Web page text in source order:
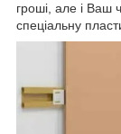
гроші, але і Ваш
спеціальну